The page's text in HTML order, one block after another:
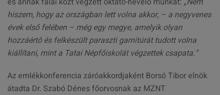
hiszem, hogy az országban lett volna akkor, – a negyvenes
évek első felében – még egy megye, amelyik olyan
hozzáértő és felkészült paraszti garnitúrát tudott volna
kiállítani, mint a Tatai Népfőiskolát végzettek csapata.”
Az emlékkonferencia záróakkordjaként Borsó Tibor elnök
átadta Dr. Szabó Dénes főorvosnak az MZNT